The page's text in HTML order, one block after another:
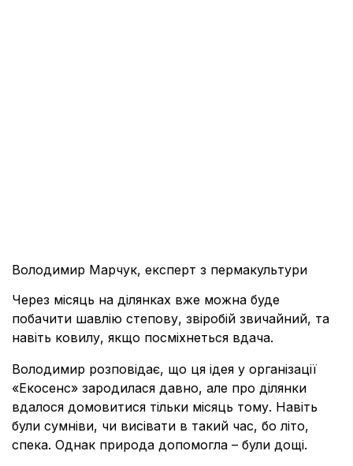
Володимир Марчук, експерт з пермакультури
Через місяць на ділянках вже можна буде
побачити шавлію степову, звіробій звичайний, та
навіть ковилу, якщо посміхнеться вдача.
Володимир розповідає, що ця ідея у організації
«Екосенс» зародилася давно, але про ділянки
вдалося домовитися тільки місяць тому. Навіть
були сумніви, чи висівати в такий час, бо літо,
спека. Однак природа допомогла – були дощі.